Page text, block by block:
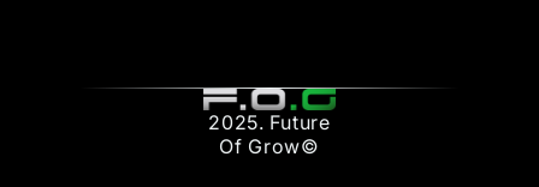
2025. Future
Of Grow©